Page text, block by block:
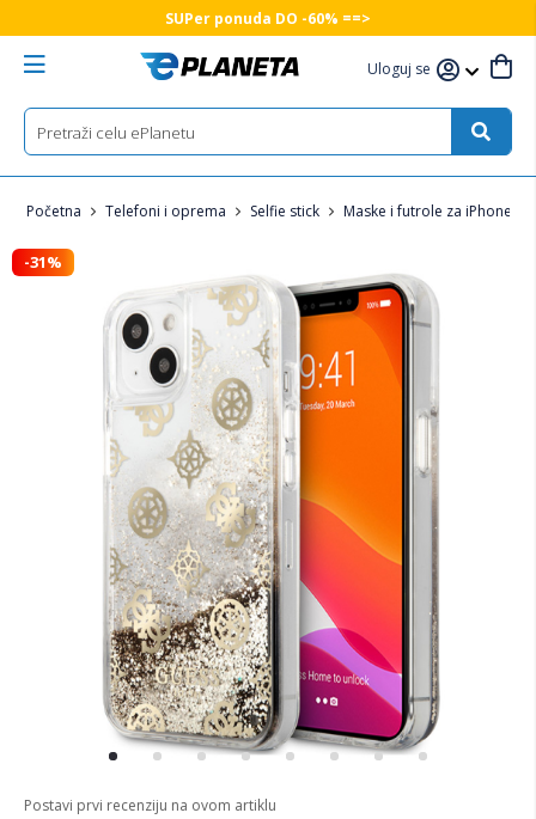
SUPer ponuda DO -60% ==>
Uloguj se
Početna Telefoni i oprema Selfie stick Maske i futrole za iPhone
Postavi prvi recenziju na ovom artiklu
-31%